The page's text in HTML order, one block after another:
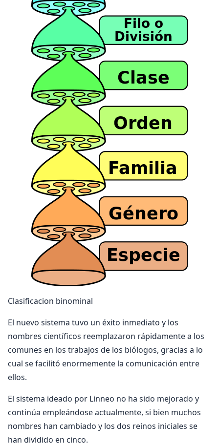
Clasificacion binominal
El nuevo sistema tuvo un éxito inmediato y los
nombres científicos reemplazaron rápidamente a los
comunes en los trabajos de los biólogos, gracias a lo
cual se facilitó enormemente la comunicación entre
ellos.
El sistema ideado por Linneo no ha sido mejorado y
continúa empleándose actualmente, si bien muchos
nombres han cambiado y los dos reinos iniciales se
han dividido en cinco.